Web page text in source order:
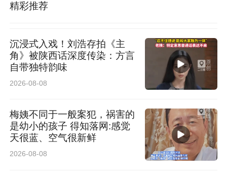
精彩推荐
沉浸式入戏！刘浩存拍《主
角》被陕西话深度传染：方言
自带独特韵味
2026-08-08
梅姨不同于一般案犯，祸害的
是幼小的孩子 得知落网:感觉
天很蓝、空气很新鲜
2026-08-08